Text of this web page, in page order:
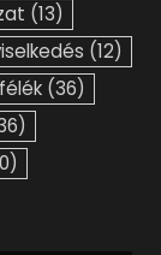
(13)
(12)
(36)